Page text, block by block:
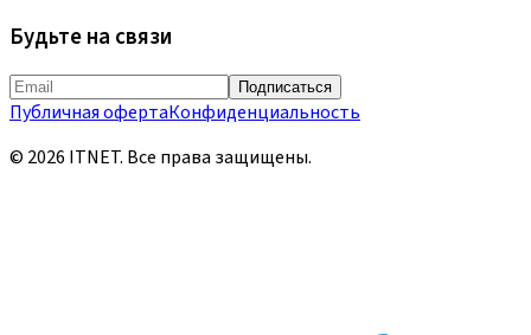
Будьте на связи
Подписаться
Публичная офертаКонфиденциальность
© 2026 ITNET. Все права защищены.